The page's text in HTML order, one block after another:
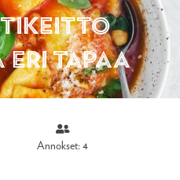
tapaa
Annokset: 4